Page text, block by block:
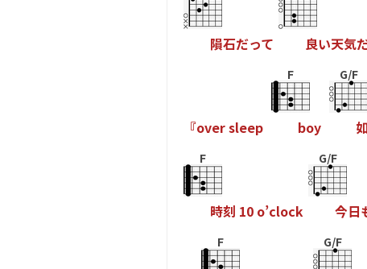
隕石だって 良い天気
『oversleep
F
boy
G/F
如
F
時刻 10 o’clock
G/F
今日
F G/F